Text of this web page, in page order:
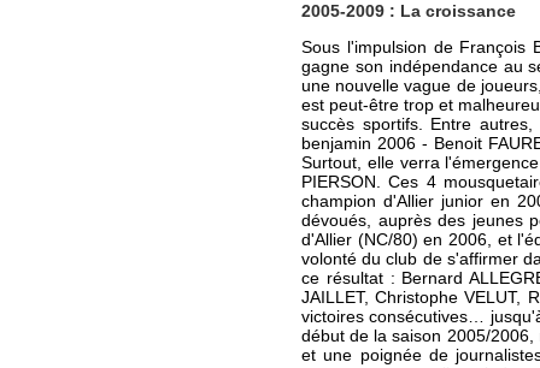
2005-2009 : La croissance
Sous l'impulsion de François
gagne son indépendance au
une nouvelle vague de
est peut-être trop et
succès sportifs. Entre
benjamin 2006 - Benoit
Surtout, elle verra
PIERSON. Ces 4
champion d'Allier junior en
dévoués, auprès des jeunes
d'Allier (NC/80) en 2006, et
volonté du club de s'affirmer
ce résultat : Bernard
JAILLET, Christophe VELUT,
victoires consécutives…
début de la saison 2005/
et une poignée de